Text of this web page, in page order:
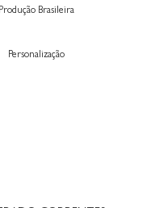
Produção Brasileira
Personalização